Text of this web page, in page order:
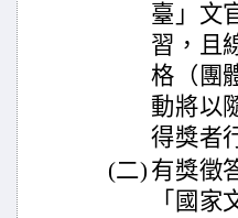
臺」文
習，且
格（團
動將以
得獎者
(二) 有獎徵
「國